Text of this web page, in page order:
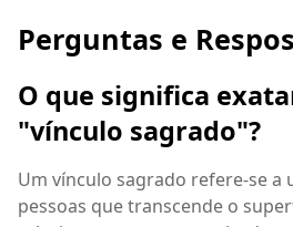
Perguntas e
O que significa
"vínculo sagrado"?
Um vínculo sagrado refere-se a
pessoas que transcende o